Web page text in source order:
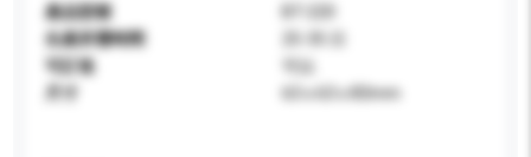
產品型號
生產所需時間
可訂造
可以
63 x 63 x 83mm